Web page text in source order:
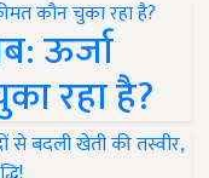
ऊर्जा
रहा है?